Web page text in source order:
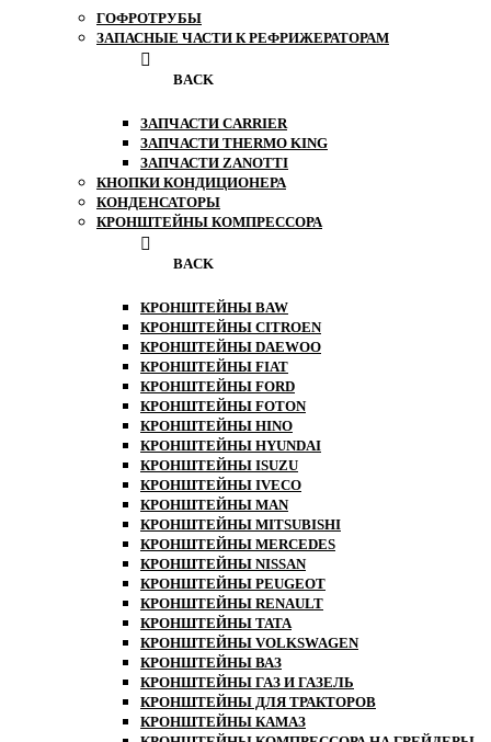
ГОФРОТРУБЫ
ЗАПАСНЫЕ ЧАСТИ К РЕФРИЖЕРАТОРАМ
BACK
ЗАПЧАСТИ CARRIER
ЗАПЧАСТИ THERMO KING
ЗАПЧАСТИ ZANOTTI
КНОПКИ КОНДИЦИОНЕРА
КОНДЕНСАТОРЫ
КРОНШТЕЙНЫ КОМПРЕССОРА
BACK
КРОНШТЕЙНЫ BAW
КРОНШТЕЙНЫ CITROEN
КРОНШТЕЙНЫ DAEWOO
КРОНШТЕЙНЫ FIAT
КРОНШТЕЙНЫ FORD
КРОНШТЕЙНЫ FOTON
КРОНШТЕЙНЫ HINO
КРОНШТЕЙНЫ HYUNDAI
КРОНШТЕЙНЫ ISUZU
КРОНШТЕЙНЫ IVECO
КРОНШТЕЙНЫ MAN
КРОНШТЕЙНЫ MITSUBISHI
КРОНШТЕЙНЫ MЕRCEDES
КРОНШТЕЙНЫ NISSAN
КРОНШТЕЙНЫ PEUGEOT
КРОНШТЕЙНЫ RENAULT
КРОНШТЕЙНЫ TATA
КРОНШТЕЙНЫ VOLKSWAGEN
КРОНШТЕЙНЫ ВАЗ
КРОНШТЕЙНЫ ГАЗ И ГАЗЕЛЬ
КРОНШТЕЙНЫ ДЛЯ ТРАКТОРОВ
КРОНШТЕЙНЫ КАМАЗ